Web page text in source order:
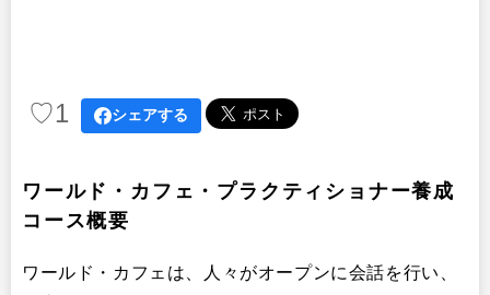
♡1 シェアする
ワールド・カフェ・プラクティショナー養成
コース概要
ワールド・カフェは、人々がオープンに会話を行い、